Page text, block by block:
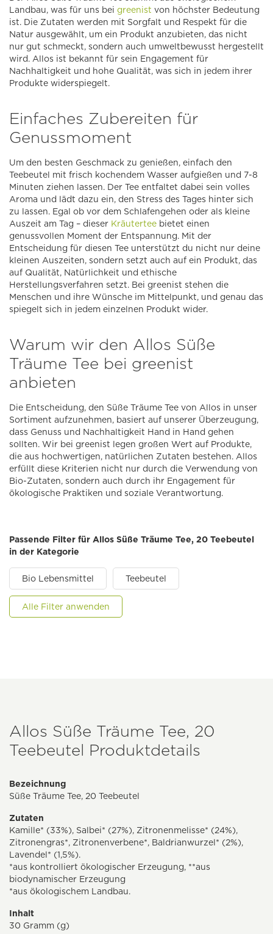
Landbau, was für uns bei greenist von höchster Bedeutung
ist. Die Zutaten werden mit Sorgfalt und Respekt für die
Natur ausgewählt, um ein Produkt anzubieten, das nicht
nur gut schmeckt, sondern auch umweltbewusst hergestellt
wird. Allos ist bekannt für sein Engagement für
Nachhaltigkeit und hohe Qualität, was sich in jedem ihrer
Produkte widerspiegelt.
Einfaches Zubereiten für
Genussmoment
Um den besten Geschmack zu genießen, einfach den
Teebeutel mit frisch kochendem Wasser aufgießen und 7-8
Minuten ziehen lassen. Der Tee entfaltet dabei sein volles
Aroma und lädt dazu ein, den Stress des Tages hinter sich
zu lassen. Egal ob vor dem Schlafengehen oder als kleine
Auszeit am Tag – dieser Kräutertee bietet einen
genussvollen Moment der Entspannung. Mit der
Entscheidung für diesen Tee unterstützt du nicht nur deine
kleinen Auszeiten, sondern setzt auch auf ein Produkt, das
auf Qualität, Natürlichkeit und ethische
Herstellungsverfahren setzt. Bei greenist stehen die
Menschen und ihre Wünsche im Mittelpunkt, und genau das
spiegelt sich in jedem einzelnen Produkt wider.
Warum wir den Allos Süße
Träume Tee bei greenist
anbieten
Die Entscheidung, den Süße Träume Tee von Allos in unser
Sortiment aufzunehmen, basiert auf unserer Überzeugung,
dass Genuss und Nachhaltigkeit Hand in Hand gehen
sollten. Wir bei greenist legen großen Wert auf Produkte,
die aus hochwertigen, natürlichen Zutaten bestehen. Allos
erfüllt diese Kriterien nicht nur durch die Verwendung von
Bio-Zutaten, sondern auch durch ihr Engagement für
ökologische Praktiken und soziale Verantwortung.
Passende Filter für Allos Süße Träume Tee, 20 Teebeutel
in der Kategorie
Bio Lebensmittel Teebeutel
Alle Filter anwenden
Allos Süße Träume Tee, 20
Teebeutel Produktdetails
Bezeichnung
Süße Träume Tee, 20 Teebeutel
Zutaten
Kamille* (33%), Salbei* (27%), Zitronenmelisse* (24%),
Zitronengras*, Zitronenverbene*, Baldrianwurzel* (2%),
Lavendel* (1,5%).
*aus kontrolliert ökologischer Erzeugung, **aus
biodynamischer Erzeugung
*aus ökologischem Landbau.
Inhalt
30 Gramm (g)